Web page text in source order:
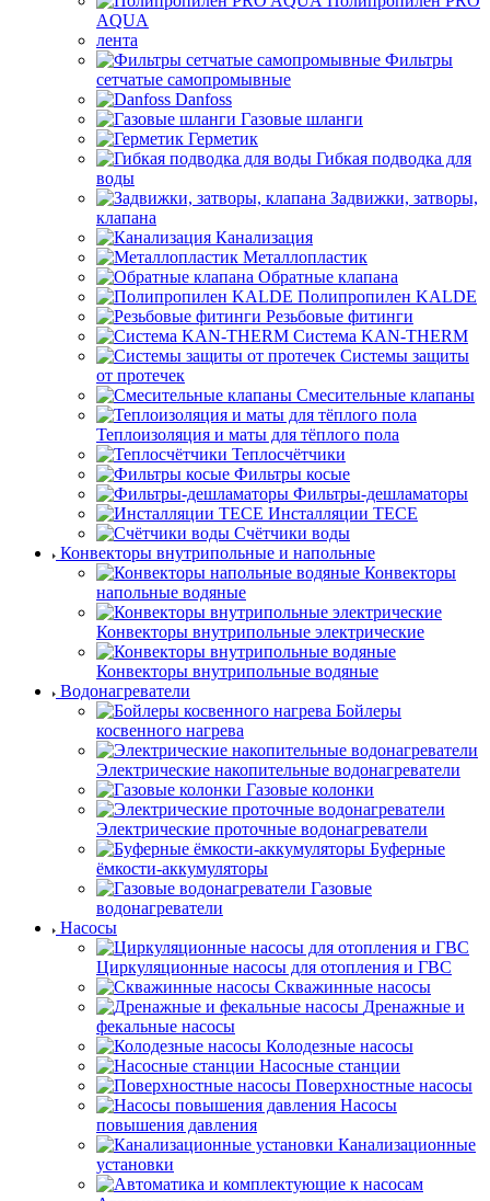
AQUA
лента
Фильтры
сетчатые самопромывные
Danfoss
Газовые шланги
Герметик
Гибкая подводка для
воды
Задвижки, затворы,
клапана
Канализация
Металлопластик
Обратные клапана
Полипропилен KALDE
Резьбовые фитинги
Система KAN-THERM
Системы защиты
от протечек
Смесительные клапаны
Теплоизоляция и маты для тёплого пола
Теплосчётчики
Фильтры косые
Фильтры-дешламаторы
Инсталляции TECE
Счётчики воды
Конвекторы внутрипольные и напольные
Конвекторы
напольные водяные
Конвекторы внутрипольные электрические
Конвекторы внутрипольные водяные
Водонагреватели
Бойлеры
косвенного нагрева
Электрические накопительные водонагреватели
Газовые колонки
Электрические проточные водонагреватели
Буферные
ёмкости-аккумуляторы
Газовые
водонагреватели
Насосы
Циркуляционные насосы для отопления и ГВС
Скважинные насосы
Дренажные и
фекальные насосы
Колодезные насосы
Насосные станции
Поверхностные насосы
Насосы
повышения давления
Канализационные
установки